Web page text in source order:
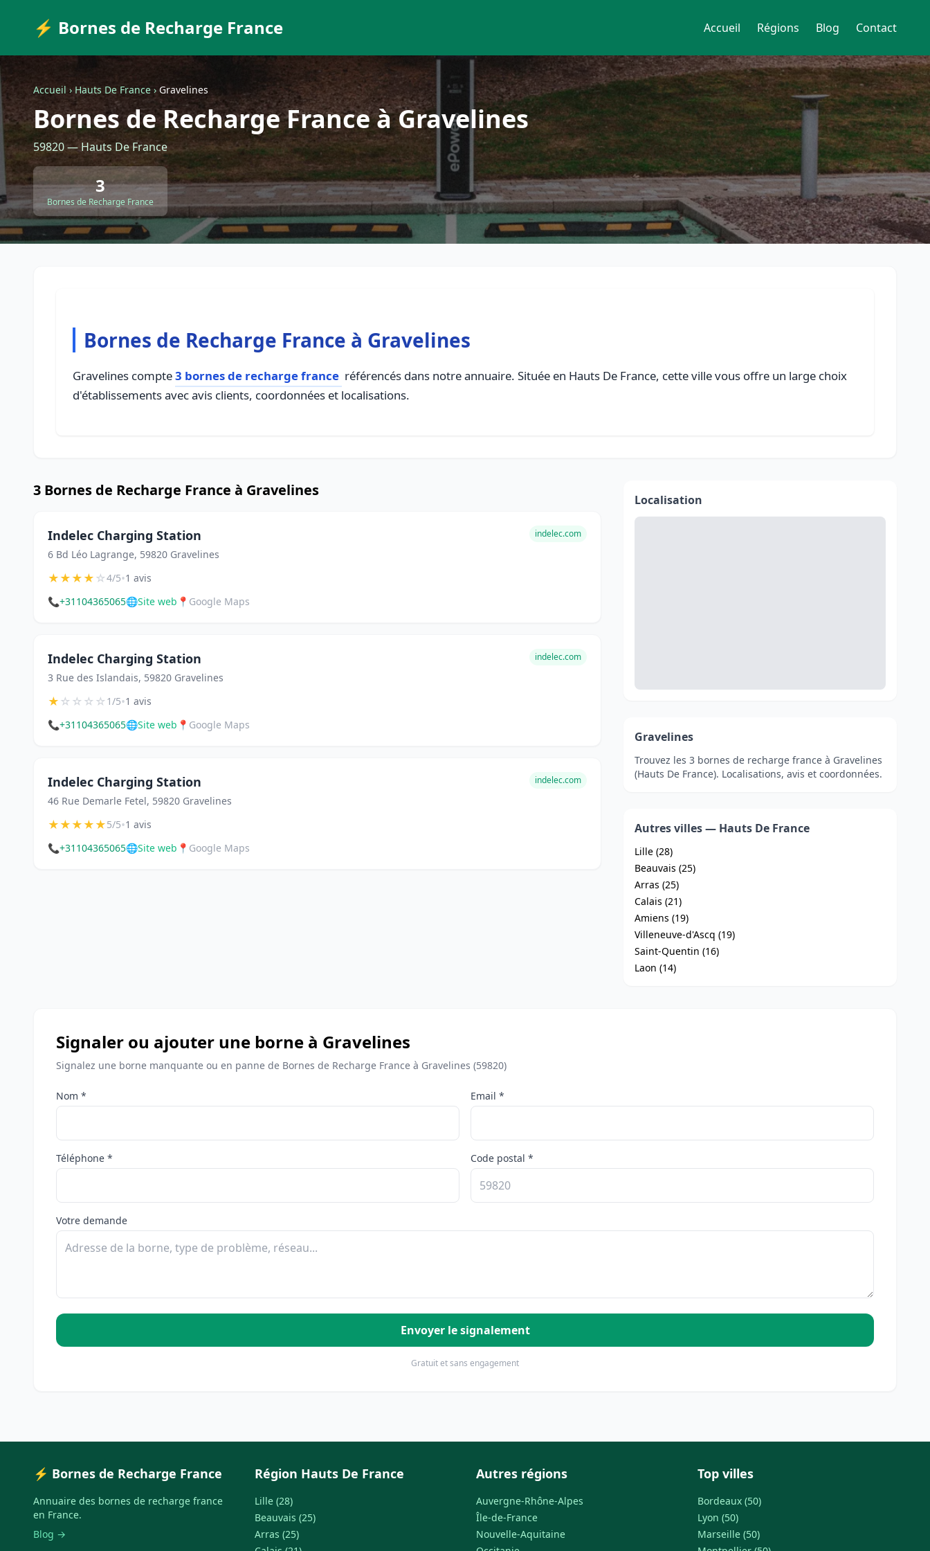
⚡ Bornes de Recharge France Accueil Régions Blog Contact
Accueil › Hauts De France › Gravelines
Bornes de Recharge France à Gravelines
59820 — Hauts De France
3
Bornes de Recharge France
Bornes de Recharge France à Gravelines
Gravelines compte3 bornes de recharge france référencés dans notre annuaire. Située en Hauts De France, cette ville vous offre un large choix
d'établissements avec avis clients, coordonnées et localisations.
3 Bornes de Recharge France à Gravelines
Indelec Charging Station
6 Bd Léo Lagrange, 59820 Gravelines
indelec.com
★★★★☆4/5•1 avis
📞+31104365065🌐Site web 📍 Google Maps
Indelec Charging Station
3 Rue des Islandais, 59820 Gravelines
indelec.com
★☆☆☆☆1/5•1 avis
📞+31104365065🌐Site web 📍 Google Maps
Indelec Charging Station
46 Rue Demarle Fetel, 59820 Gravelines
indelec.com
★★★★★5/5•1 avis
📞+31104365065🌐Site web 📍 Google Maps
Localisation
Gravelines
Trouvez les 3 bornes de recharge france à Gravelines
(Hauts De France). Localisations, avis et coordonnées.
Autres villes — Hauts De France
Lille (28)
Beauvais (25)
Arras (25)
Calais (21)
Amiens (19)
Villeneuve-d'Ascq (19)
Saint-Quentin (16)
Laon (14)
Signaler ou ajouter une borne à Gravelines
Signalez une borne manquante ou en panne de Bornes de Recharge France à Gravelines (59820)
Nom * Email *
Téléphone * Code postal *
Votre demande
Envoyer le signalement
Gratuit et sans engagement
⚡ Bornes de Recharge France
Annuaire des bornes de recharge france
en France.
Blog →
Région Hauts De France
Lille (28)
Beauvais (25)
Arras (25)
Autres régions
Auvergne-Rhône-Alpes
Île-de-France
Nouvelle-Aquitaine
Top villes
Bordeaux (50)
Lyon (50)
Marseille (50)